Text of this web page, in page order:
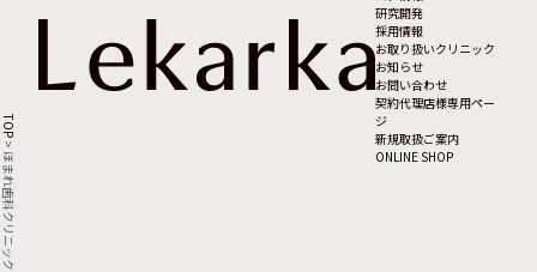
研究開発
採用情報
お取り扱いクリニック
お知らせ
お問い合わせ
契約代理店様専用ペー
ジ
新規取扱ご案内
ONLINE SHOP
TOP
>
ほまれ歯科クリニック